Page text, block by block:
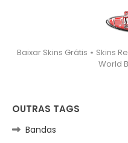
Baixar Skins Grátis ⋆ Skins
World
OUTRAS TAGS
Bandas